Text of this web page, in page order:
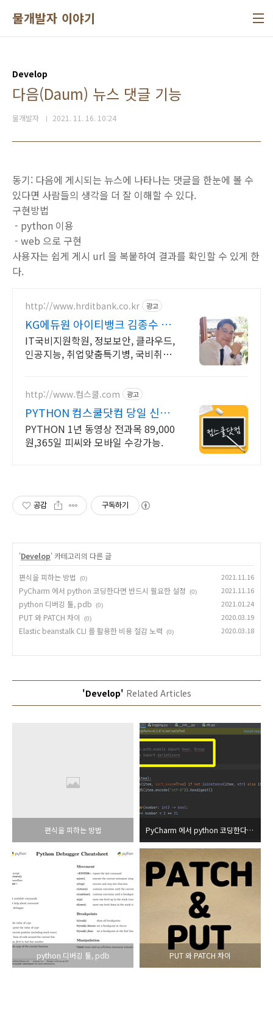
물개발자 이야기
Develop
다음(Daum) 뉴스 댓글 기능
물개발자 2021. 11. 16. 10:24
동기: 다음에 게시되는 뉴스에 나타나는 댓글을 한눈에 볼 수
있다면 사람들의 생각을 더 잘 이해할 수 있다.
구현방법
- python 이용
- web 으로 구현
사용자는 쉽게 게시 url 을 복붙하여 결과를 확인할 수 있게 한
다.
http://www.hrditbank.co.kr 광고
KG에듀원 아이티뱅크 김종수 27
년경력전문가 IT취업상담
IT국비지원학원, 정보보안, 클라우드,
인공지능, 취업맞춤특기병, 국비취업
http://www.컴스쿨.com 광고
PYTHON 컴스쿨닷컴 당일 신청
&결제시 기프티콘!
PYTHON 1년 동영상 전과목 89,000
원,365일 피씨와 모바일 수강가능.
공감 구독하기
'Develop' 카테고리의 다른 글
편식을 피하는 방법 (0) 2021.11.16
PyCharm 에서 python 코딩한다면 반드시 필요한 설정 (0) 2021.11.16
python 디버깅 툴, pdb (0) 2021.01.24
PUT 와 PATCH 차이 (0) 2020.03.19
Elastic beanstalk CLI 를 활용한 비용 절감 노력 (0) 2020.03.18
'Develop' Related Articles
편식을 피하는 방법 PyCharm 에서 python 코딩한다면 반드시 필요한 설정
python 디버깅 툴, pdb PUT 와 PATCH 차이